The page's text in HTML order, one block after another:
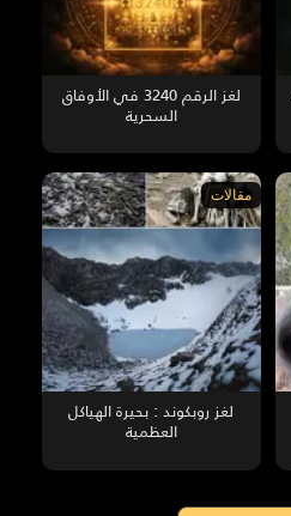
لغز الرقم 3240 في الأوفاق
السحرية
مقالات
لغز روبكوند : بحيرة الهياكل
العظمية